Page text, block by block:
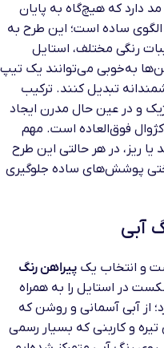
دارد که هیچ‌گاه به پایان
الگوی ساده است؛ این طرح به
رنگی مختلف، استایل
به‌خوبی می‌توانند یک تیپ
تبدیل کنند. ترکیب
و در عین حال مدرن ایجاد
فوق‌العاده است. مهم
ریز، در هر حالتی این طرح
پوشش‌های ساده جلوگیری
آبی
و انتخاب یک پیراهن رنگ
در استایل را به همراه
از آبی آسمانی و روشن که
و کاربنی که بسیار رسمی